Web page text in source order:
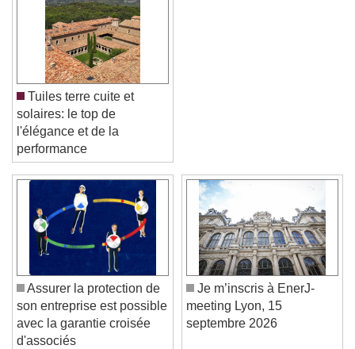
Video Player is loading.
Play Video
Play
Skip Backward
Skip Forward
Unmute
Current Time
/
Duration-:-
Loaded :0%
Stream TypeLIVE
Seek to live, currently behind live
Tuiles terre cuite et
solaires: le top de
l'élégance et de la
performance
Assurer la protection de
son entreprise est possible
avec la garantie croisée
d'associés
Je m’inscris à EnerJ-
meeting Lyon, 15
septembre 2026